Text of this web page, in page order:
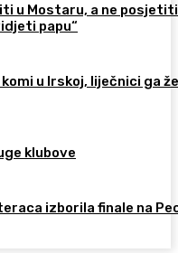
u Mostaru, a ne posjetiti
papu“
u Irskoj, liječnici ga
klubove
izborila finale na